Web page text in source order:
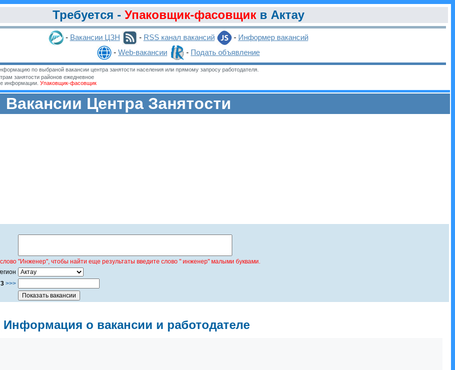
Требуется - Упаковщик-фасовщикв Актау
- Вакансии ЦЗН - RSS канал вакансий - Информер вакансий
- Web-вакансии - Подать объявление
по выбраной вакансии центра занятости населения или прямому запросу работодателя.
занятости районов ежедневное
информации. Упаковщик-фасовщик
Вакансии Центра Занятости
"Инженер", чтобы найти еще результаты введите слово " инженер" малыми буквами.
>>>
Информация о вакансии и работодателе